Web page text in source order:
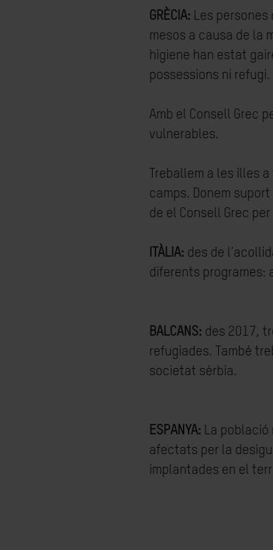
GRÈCIA: Les
mesos a causa de la
higiene han estat
possessions ni refugi.
Amb el Consell Grec
vulnerables.
Treballem a les illes
camps. Donem
de el Consell Grec
ITÀLIA: des de
diferents programes:
BALCANS: des 2017,
refugiades. També
societat sèrbia.
ESPANYA: La
afectats per la
implantades en el